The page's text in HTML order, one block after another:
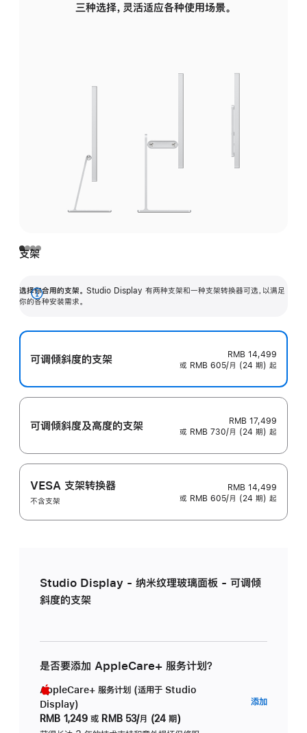
三种选择，灵活适应各种使用场景。
支架
选择你合用的支架。 Studio Display 有两种支架和一种支架转换器可选，以满足
你的各种安装需求。
展
可调倾斜度的支架
RMB 14,499
或 RMB 605/月 (24 期) 起
可调倾斜度及高‍度的支‍架
RMB 17,499
或 RMB 730/月 (24 期) 起
VESA 支架转换器
不含支架
RMB 14,499
或 RMB 605/月 (24 期) 起
Studio Display - 纳米纹理玻璃面板 - 可调倾
斜度的支架
是否要添加 AppleCare+ 服务计划？
AppleCare+ 服务计划 (适用于 Studio
Display)
RMB 1,249 或 RMB 53/月 (24 期)
添加